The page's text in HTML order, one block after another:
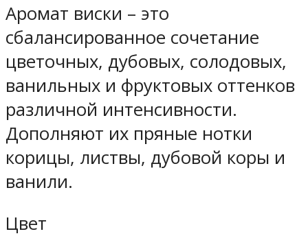
Аромат виски – это
сбалансированное сочетание
цветочных, дубовых, солодовых,
ванильных и фруктовых оттенков
различной интенсивности.
Дополняют их пряные нотки
корицы, листвы, дубовой коры и
ванили.
Цвет